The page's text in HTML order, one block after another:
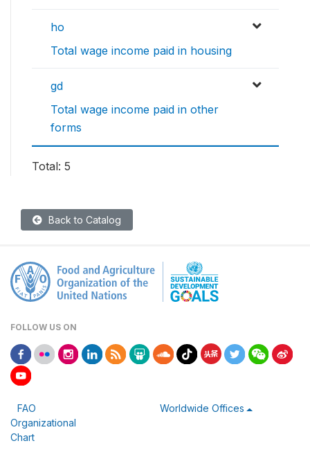
ho
Total wage income paid in housing
gd
Total wage income paid in other
forms
Total: 5
Back to Catalog
FOLLOW US ON
FAO
Organizational
Chart
Worldwide Offices